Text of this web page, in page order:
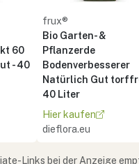
60
- 40
frux®
Bio Garten- &
Pflanzerde
Bodenverbesserer
Natürlich Gut
40 Liter
Hier kaufen
dieflora.eu
Links bei der Anzeige